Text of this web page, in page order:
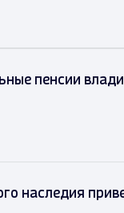
пенсии
наследия